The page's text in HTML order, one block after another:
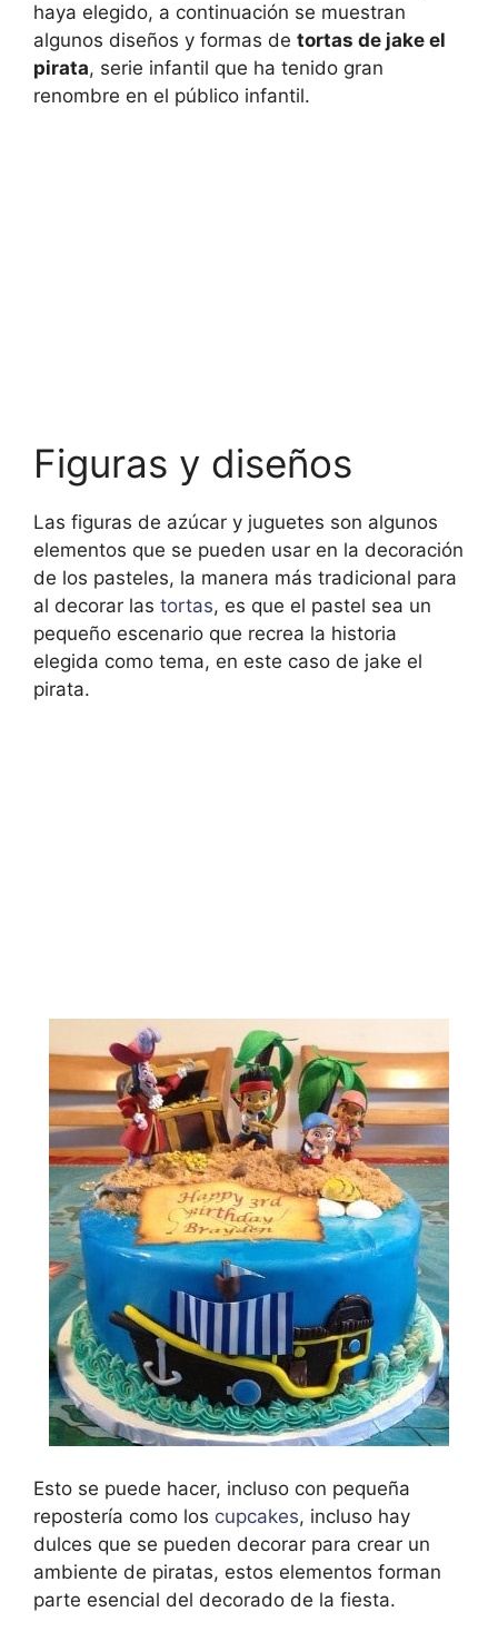
haya elegido, a continuación se muestran
algunos diseños y formas de tortas de jake el
pirata, serie infantil que ha tenido gran
renombre en el público infantil.
Figuras y diseños
Las figuras de azúcar y juguetes son algunos
elementos que se pueden usar en la decoración
de los pasteles, la manera más tradicional para
al decorar las tortas, es que el pastel sea un
pequeño escenario que recrea la historia
elegida como tema, en este caso de jake el
pirata.
Esto se puede hacer, incluso con pequeña
repostería como los cupcakes, incluso hay
dulces que se pueden decorar para crear un
ambiente de piratas, estos elementos forman
parte esencial del decorado de la fiesta.